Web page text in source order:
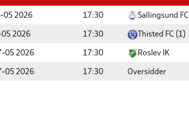
05 2026 17:30 Sallingsund FC
2026 17:30 Thisted FC (1)
05 2026 17:30 Roslev IK
05 2026 17:30 Oversidder